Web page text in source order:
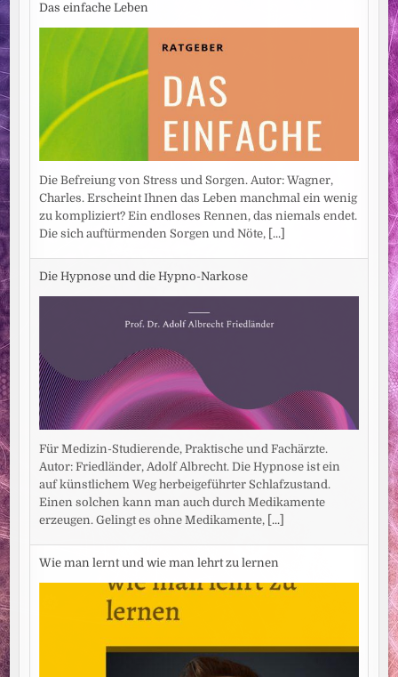
Das einfache Leben
Die Befreiung von Stress und Sorgen. Autor: Wagner,
Charles. Erscheint Ihnen das Leben manchmal ein wenig
zu kompliziert? Ein endloses Rennen, das niemals endet.
Die sich auftürmenden Sorgen und Nöte, [...]
Die Hypnose und die Hypno-Narkose
Für Medizin-Studierende, Praktische und Fachärzte.
Autor: Friedländer, Adolf Albrecht. Die Hypnose ist ein
auf künstlichem Weg herbeigeführter Schlafzustand.
Einen solchen kann man auch durch Medikamente
erzeugen. Gelingt es ohne Medikamente, [...]
Wie man lernt und wie man lehrt zu lernen